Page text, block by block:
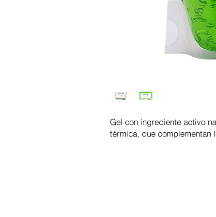
Gel con ingrediente activo
térmica, que complementan